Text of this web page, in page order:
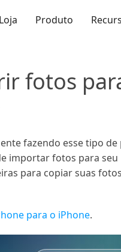
Loja Produto
fotos
fazendo esse tipo
fotos para seu
para copiar suas
para o iPhone.